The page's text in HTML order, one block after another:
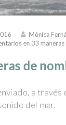
Mónica
en 33
de
a través
del mar.